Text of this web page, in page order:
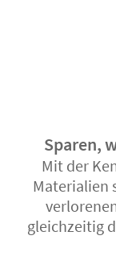
Sparen,
Mit der
Materialien
gleichzeitig